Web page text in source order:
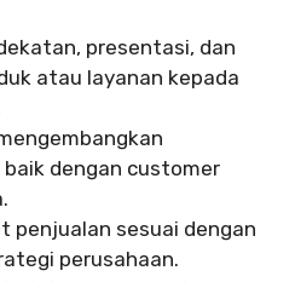
presentasi, dan
atau layanan kepada
dengan customer
penjualan sesuai dengan
perusahaan.